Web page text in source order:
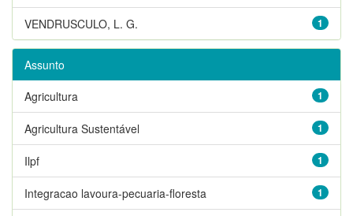
1
VENDRUSCULO, L. G.
Assunto
1
Agricultura
1
Agricultura Sustentável
1
Ilpf
1
Integracao lavoura-pecuaria-floresta